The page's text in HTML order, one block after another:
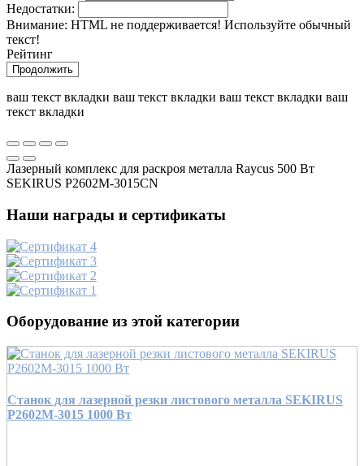
Недостатки:
Внимание: HTML не поддерживается! Используйте обычный
текст!
Рейтинг
Продолжить
ваш текст вкладки ваш текст вкладки ваш текст вкладки ваш
текст вкладки
Лазерный комплекс для раскроя металла Raycus 500 Вт
SEKIRUS P2602M-3015CN
Наши награды и сертификаты
Оборудование из этой категории
Станок для лазерной резки листового металла SEKIRUS
P2602M-3015 1000 Вт